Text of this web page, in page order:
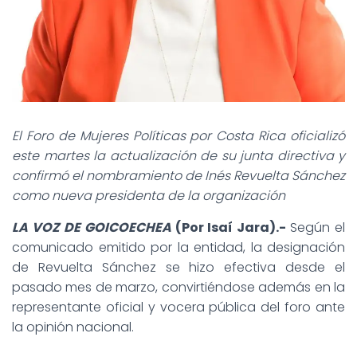
El Foro de Mujeres Políticas por Costa Rica oficializó
este martes la actualización de su junta directiva y
confirmó el nombramiento de Inés Revuelta Sánchez
como nueva presidenta de la organización
LA VOZ DE GOICOECHEA(Por Isaí Jara).- Según el
comunicado emitido por la entidad, la designación
de Revuelta Sánchez se hizo efectiva desde el
pasado mes de marzo, convirtiéndose además en la
representante oficial y vocera pública del foro ante
la opinión nacional.